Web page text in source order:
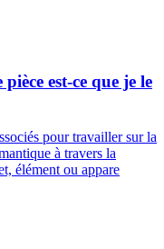
est-ce que je le
pour travailler sur la
à travers la
élément ou appare